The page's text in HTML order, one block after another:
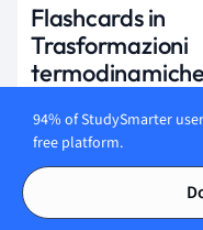
Flashcards in
Trasformazioni
Cosa rappresenta il
94% of StudySmarter
free platform.